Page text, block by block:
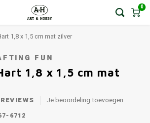
0
1,8 x 1,5 cm mat zilver
FUN
1,8 x 1,5 cm mat
REVIEWS Je beoordeling toevoegen
6712